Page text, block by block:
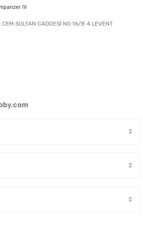
CEM SULTAN CADDESİ NO:16/B 4.LEVENT